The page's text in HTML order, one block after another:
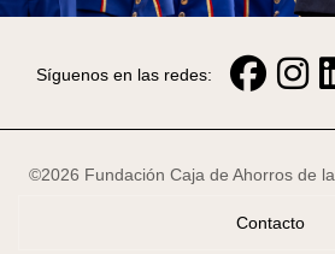
Síguenos en las redes:
©2026 Fundación Caja de Ahorros de
Contacto